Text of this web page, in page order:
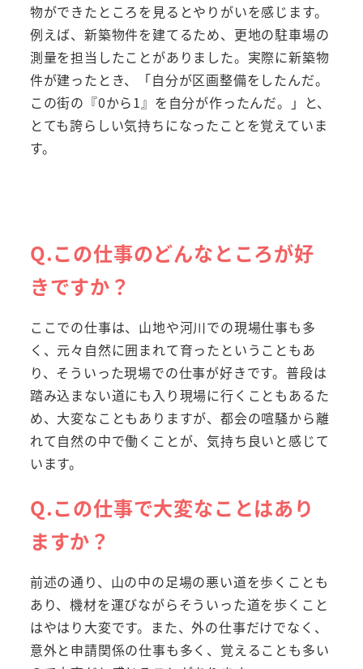
物ができたところを見るとやりがいを感じます。
例えば、新築物件を建てるため、更地の駐車場の
測量を担当したことがありました。実際に新築物
件が建ったとき、「自分が区画整備をしたんだ。
この街の『0から1』を自分が作ったんだ。」と、
とても誇らしい気持ちになったことを覚えていま
す。
Q.この仕事のどんなところが好
きですか？
ここでの仕事は、山地や河川での現場仕事も多
く、元々自然に囲まれて育ったということもあ
り、そういった現場での仕事が好きです。普段は
踏み込まない道にも入り現場に行くこともあるた
め、大変なこともありますが、都会の喧騒から離
れて自然の中で働くことが、気持ち良いと感じて
います。
Q.この仕事で大変なことはあり
ますか？
前述の通り、山の中の足場の悪い道を歩くことも
あり、機材を運びながらそういった道を歩くこと
はやはり大変です。また、外の仕事だけでなく、
意外と申請関係の仕事も多く、覚えることも多い